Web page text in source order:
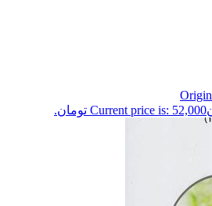
Current price is: 52,000 تومان.